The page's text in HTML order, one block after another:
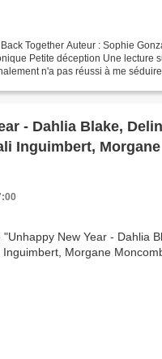
Together Auteur : Sophie
Petite déception Une lecture
n'a pas réussi à me séduire
- Dahlia Blake,
Inguimbert, Morgane